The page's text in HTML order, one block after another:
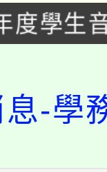
度學生
民語歌
年度第
選結果(
年度第
選結果(
學推廣
-學